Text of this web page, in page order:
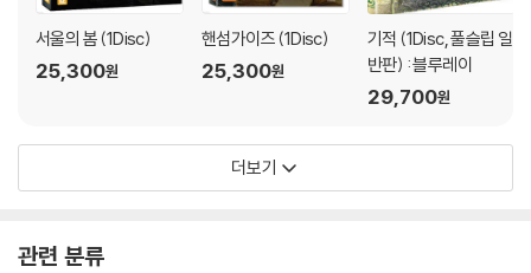
서울의 봄 (1Disc)
25,300원
핸섬가이즈 (1Disc)
25,300원
기적 (1Disc, 풀슬립 일
반판) : 블루레이
29,700원
더보기
관련 분류